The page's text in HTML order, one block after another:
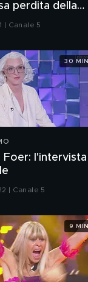
perdita della
| Canale 5
Foer: l'intervista
| Canale 5
30 MIN
9 MIN